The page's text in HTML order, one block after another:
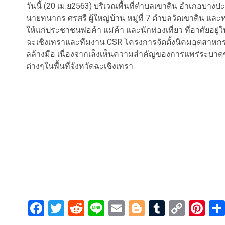
วันนี้ (20 เม.ย2563) บริเวณพื้นที่ตำบลเขาดิน อำเภอบาง
นายทนากร ศรศรี ผู้ใหญ่บ้าน หมู่ที่ 7 ตำบลวัดเขาดิน แล
ให้แก่ประชาชนพ่อค้า แม่ค้า และนักท่องเที่ยว ที่อาศัยอยู่
ฉะเชิงเทราและทีมงาน CSR โครงการจัดตั้งนิคมอุตสา
ลล้างมือ เนื่องจากเล็งเห็นความสำคัญของการแพร่ระบ
ต่างๆในพื้นที่จังหวัดฉะเชิงเทรา
Facebook
Twitter
Reddit
LineEmailBlogger
Tumblr
Copy